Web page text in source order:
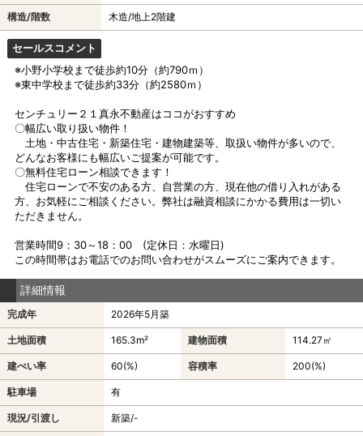
構造/階数 木造/地上2階建
セールスコメント
※小野小学校まで徒歩約10分（約790ｍ）
※東中学校まで徒歩約33分（約2580ｍ）
センチュリー２１真永不動産はココがおすすめ
〇幅広い取り扱い物件！
土地・中古住宅・新築住宅・建物建築等、取扱い物件が多いので、
どんなお客様にも幅広いご提案が可能です。
〇無料住宅ローン相談できます！
住宅ローンで不安のある方、自営業の方、現在他の借り入れがある
方、お気軽にご相談ください。弊社は融資相談にかかる費用は一切い
ただきません。
営業時間9：30～18：00 (定休日：水曜日)
この時間帯はお電話でのお問い合わせがスムーズにご案内できます。
詳細情報
完成年 2026年5月築
土地面積 165.3m² 建物面積 114.27㎡
建ぺい率 60(%) 容積率 200(%)
駐車場 有
現況/引渡し 新築/-